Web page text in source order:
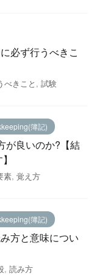
必ず行うべきこ
べきこと , 試験
簿記)
が良いのか?【結
素, 覚え方
簿記)
方と意味につい
, 読み方